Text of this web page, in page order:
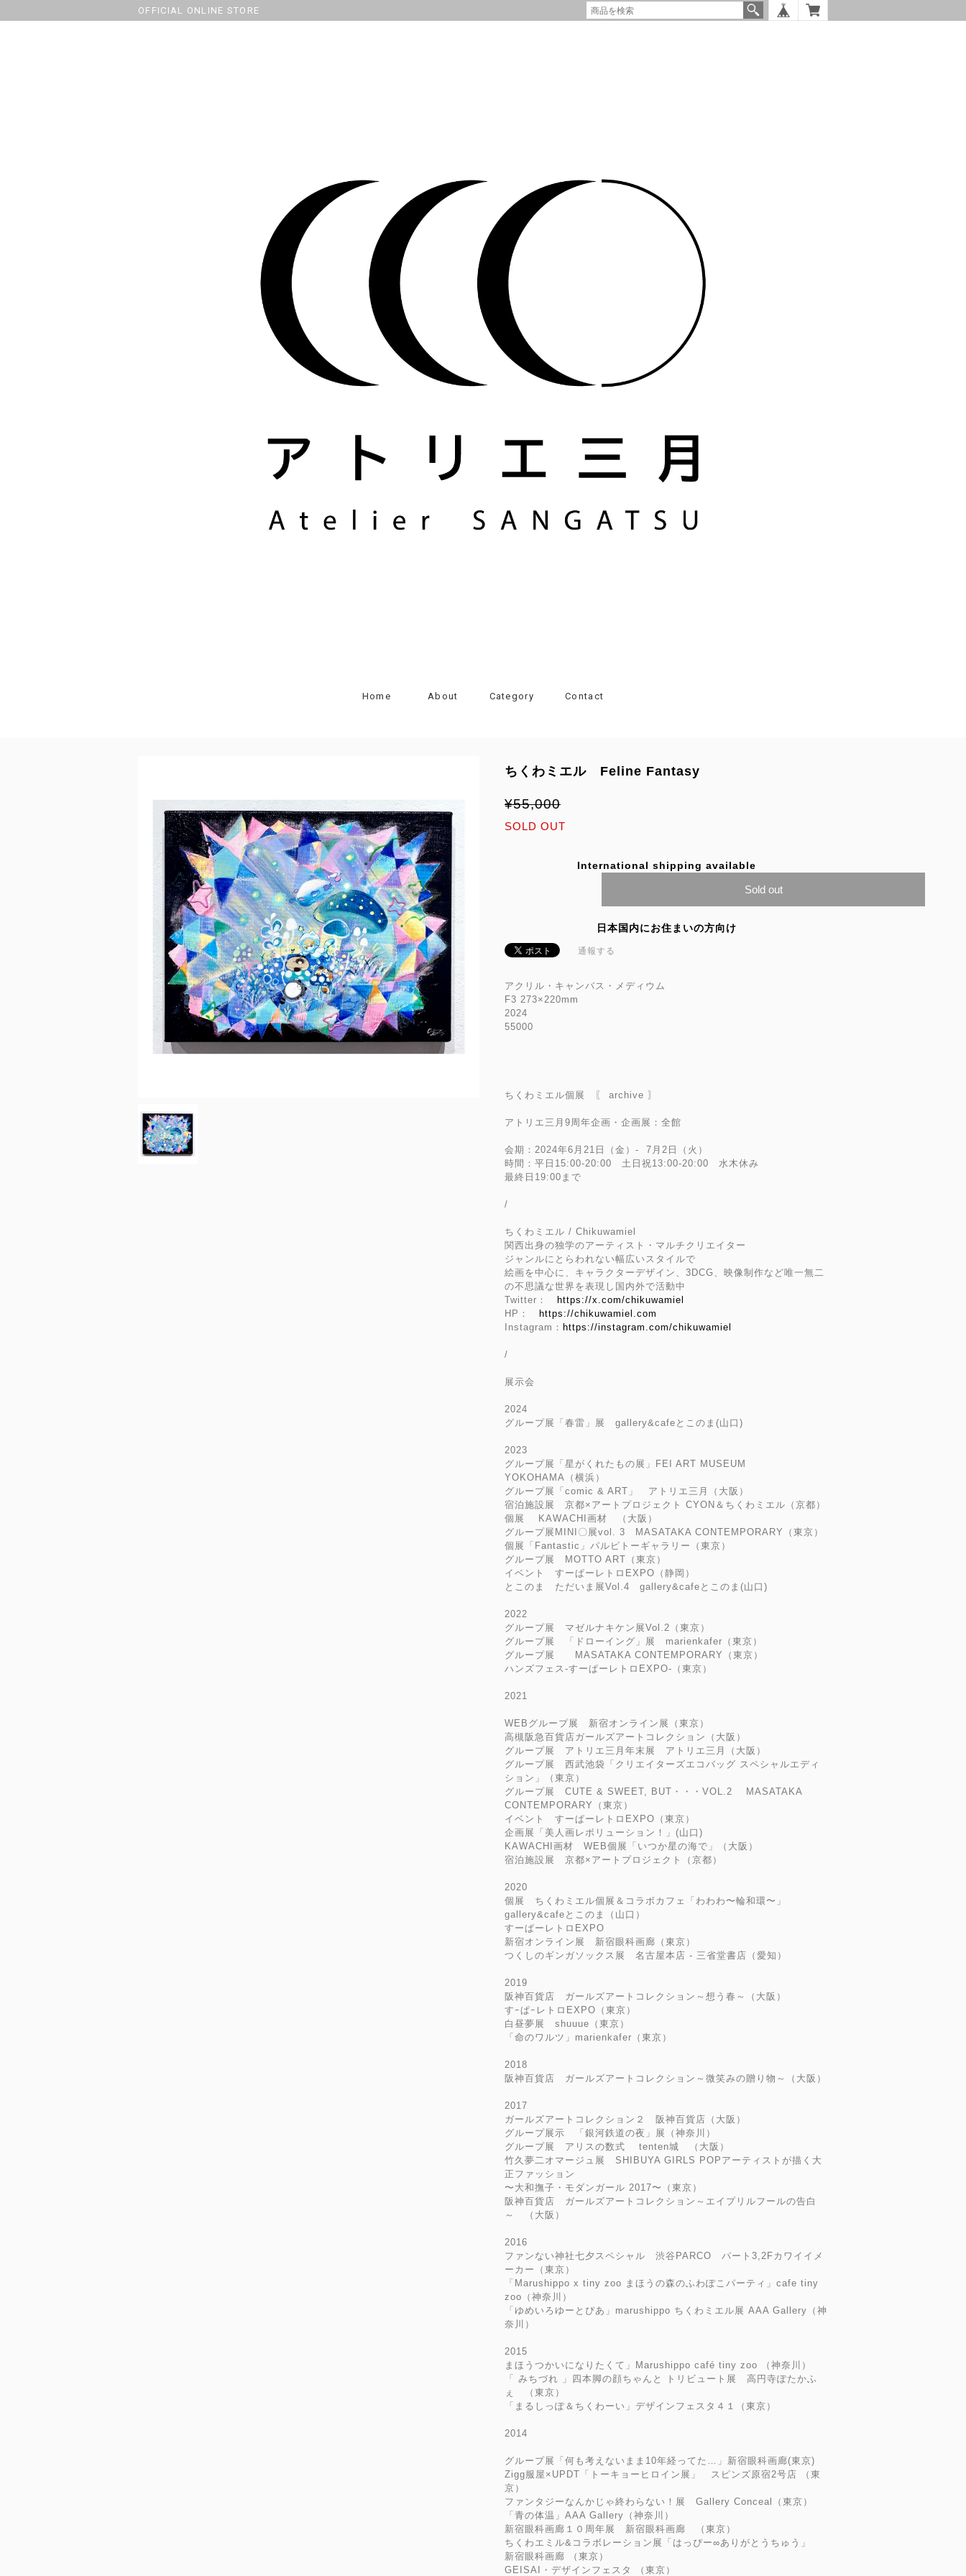
OFFICIAL ONLINE STORE
Home About Category Contact
ちくわミエル Feline Fantasy
¥55,000
SOLD OUT
International shipping available
Sold out
日本国内にお住まいの方向け
通報する
アクリル・キャンバス・メディウム
F3 273×220mm
2024
55000
ちくわミエル個展 〖 archive 〗
アトリエ三月9周年企画・企画展：全館
会期：2024年6月21日（金）- 7月2日（火）
時間：平日15:00-20:00 土日祝13:00-20:00 水木休み
最終日19:00まで
/
ちくわミエル / Chikuwamiel
関西出身の独学のアーティスト・マルチクリエイター
ジャンルにとらわれない幅広いスタイルで
絵画を中心に、キャラクターデザイン、3DCG、映像制作など唯一無二
の不思議な世界を表現し国内外で活動中
Twitter：
https://x.com/chikuwamiel
HP：
https://chikuwamiel.com
Instagram： https://instagram.com/chikuwamiel
/
展示会
2024
グループ展「春雷」展 gallery&cafeとこのま(山口)
2023
グループ展「星がくれたもの展」FEI ART MUSEUM
YOKOHAMA（横浜）
グループ展「comic & ART」 アトリエ三月（大阪）
宿泊施設展 京都×アートプロジェクト CYON＆ちくわミエル（京都）
個展 KAWACHI画材 （大阪）
グループ展MINI〇展vol. 3 MASATAKA CONTEMPORARY（東京）
個展「Fantastic」パルピトーギャラリー（東京）
グループ展 MOTTO ART（東京）
イベント すーぱーレトロEXPO（静岡）
とこのま ただいま展Vol.4 gallery&cafeとこのま(山口)
2022
グループ展 マゼルナキケン展Vol.2（東京）
グループ展 「ドローイング」展 marienkafer（東京）
グループ展 MASATAKA CONTEMPORARY（東京）
ハンズフェス-すーぱーレトロEXPO-（東京）
2021
WEBグループ展 新宿オンライン展（東京）
高槻阪急百貨店ガールズアートコレクション（大阪）
グループ展 アトリエ三月年末展 アトリエ三月（大阪）
グループ展 西武池袋「クリエイターズエコバッグ スペシャルエディ
ション」（東京）
グループ展 CUTE & SWEET, BUT・・・VOL.2 MASATAKA
CONTEMPORARY（東京）
イベント すーぱーレトロEXPO（東京）
企画展「美人画レボリューション！」(山口)
KAWACHI画材 WEB個展「いつか星の海で」（大阪）
宿泊施設展 京都×アートプロジェクト（京都）
2020
個展 ちくわミエル個展＆コラボカフェ「わわわ〜輪和環〜」
gallery&cafeとこのま（山口）
すーぱーレトロEXPO
新宿オンライン展 新宿眼科画廊（東京）
つくしのギンガソックス展 名古屋本店 - 三省堂書店（愛知）
2019
阪神百貨店 ガールズアートコレクション～想う春～（大阪）
すｰぱｰレトロEXPO（東京）
白昼夢展 shuuue（東京）
「命のワルツ」marienkafer（東京）
2018
阪神百貨店 ガールズアートコレクション～微笑みの贈り物～（大阪）
2017
ガールズアートコレクション２ 阪神百貨店（大阪）
グループ展示 「銀河鉄道の夜」展（神奈川）
グループ展 アリスの数式 tenten城 （大阪）
竹久夢二オマージュ展 SHIBUYA GIRLS POPアーティストが描く大
正ファッション
〜大和撫子・モダンガール 2017〜（東京）
阪神百貨店 ガールズアートコレクション～エイプリルフールの告白
～ （大阪）
2016
ファンない神社七夕スペシャル 渋谷PARCO パート3,2Fカワイイメ
ーカー（東京）
「Marushippo x tiny zoo まほうの森のふわぽこパーティ」cafe tiny
zoo（神奈川）
「ゆめいろゆーとぴあ」marushippo ちくわミエル展 AAA Gallery（神
奈川）
2015
まほうつかいになりたくて」Marushippo café tiny zoo （神奈川）
「 みちづれ 」四本脚の顔ちゃんと トリビュート展 高円寺ぽたかふ
ぇ （東京）
「まるしっぽ＆ちくわーい」デザインフェスタ４１（東京）
2014
グループ展「何も考えないまま10年経ってた…」新宿眼科画廊(東京)
Zigg服屋×UPDT「トーキョーヒロイン展」 スピンズ原宿2号店 （東
京）
ファンタジーなんかじゃ終わらない！展 Gallery Conceal（東京）
「青の体温」AAA Gallery（神奈川）
新宿眼科画廊１０周年展 新宿眼科画廊 （東京）
ちくわエミル&コラボレーション展「はっぴー∞ありがとうちゅう」
新宿眼科画廊 （東京）
GEISAI・デザインフェスタ （東京）